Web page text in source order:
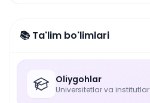
📚 Ta'lim bo'limlari
Oliygohlar
Universitetlar va institutlar